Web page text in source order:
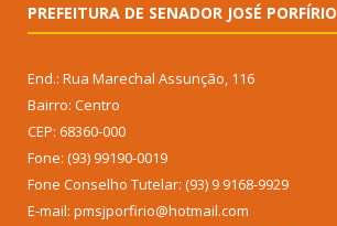
PREFEITURA DE SENADOR JOSÉ PORFÍRIO
End.: Rua Marechal Assunção, 116
Bairro: Centro
CEP: 68360-000
Fone: (93) 99190-0019
Fone Conselho Tutelar: (93) 9 9168-9929
E-mail: pmsjporfirio@hotmail.com